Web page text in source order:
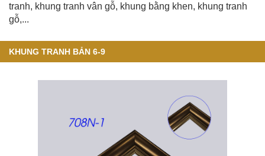
tranh, khung tranh vân gỗ, khung bằng khen, khung tranh
gỗ,...
KHUNG TRANH BẢN 6-9